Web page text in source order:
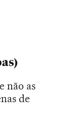
não as
de